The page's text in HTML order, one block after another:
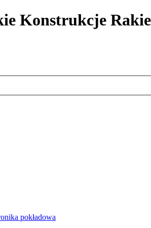
Konstrukcje
pokładowa